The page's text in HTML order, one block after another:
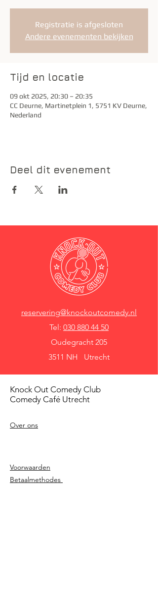
Registratie is afgesloten
Andere evenementen bekijken
Tijd en locatie
09 okt 2025, 20:30 – 20:35
CC Deurne, Martinetplein 1, 5751 KV Deurne,
Nederland
Deel dit evenement
reservering@knockoutcomedy.nl
Tel: 030 880 44 50
Oudegracht 205
3511 NH Utrecht
Knock Out Comedy Club
Comedy Café Utrecht
Over ons
Voorwaarden
Betaalmethodes